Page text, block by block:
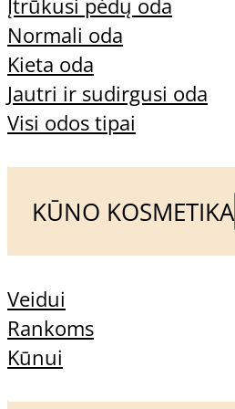
Įtrūkusi pėdų oda
Normali oda
Kieta oda
Jautri ir sudirgusi oda
Visi odos tipai
KŪNO KOSMETIKA
Veidui
Rankoms
Kūnui